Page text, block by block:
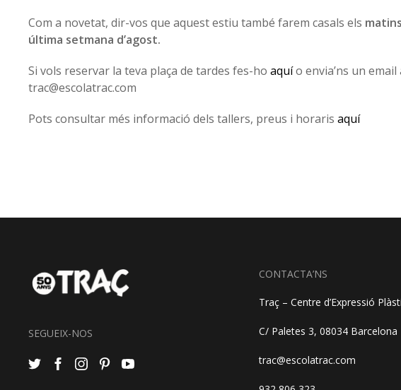
Com a novetat, dir-vos que aquest estiu també farem casals els
última setmana d’agost.
Si vols reservar la teva plaça de tardes fes-ho aquío envia’ns un email
trac@escolatrac.com
Pots consultar més informació dels tallers, preus i horaris aquí
SEGUEIX-NOS
CONTACTA’NS
Traç – Centre d’Expressió
C/ Paletes 3, 08034 Barcelona
trac@escolatrac.com